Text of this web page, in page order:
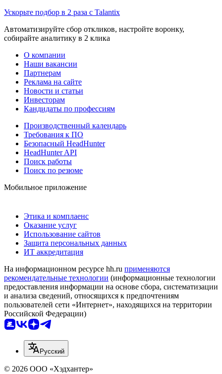
Ускорьте подбор в 2 раза с Talantix
Автоматизируйте сбор откликов, настройте воронку,
собирайте аналитику в 2 клика
О компании
Наши вакансии
Партнерам
Реклама на сайте
Новости и статьи
Инвесторам
Кандидаты по профессиям
Производственный календарь
Требования к ПО
Безопасный HeadHunter
HeadHunter API
Поиск работы
Поиск по резюме
Мобильное приложение
Этика и комплаенс
Оказание услуг
Использование сайтов
Защита персональных данных
ИТ аккредитация
На информационном ресурсе hh.ru применяются
рекомендательные технологии (информационные технологии
предоставления информации на основе сбора, систематизации
и анализа сведений, относящихся к предпочтениям
пользователей сети «Интернет», находящихся на территории
Российской Федерации)
Русский
© 2026 ООО «Хэдхантер»